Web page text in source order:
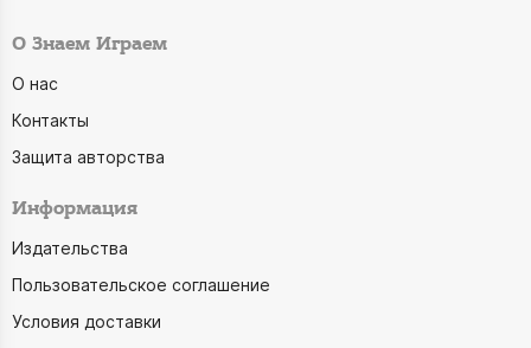
О Знаем Играем
О нас
Контакты
Защита авторства
Информация
Издательства
Пользовательское соглашение
Условия доставки